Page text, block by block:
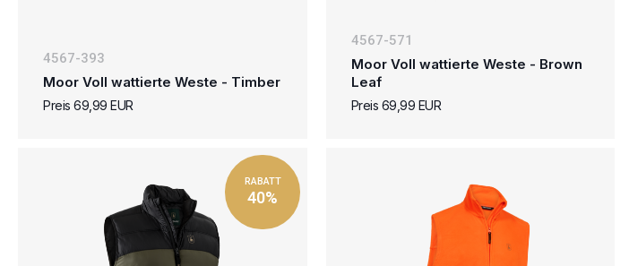
4567-393
Moor Voll wattierte Weste - Timber
Preis 69,99 EUR
4567-571
Moor Voll wattierte Weste - Brown
Leaf
Preis 69,99 EUR
RABATT
40%